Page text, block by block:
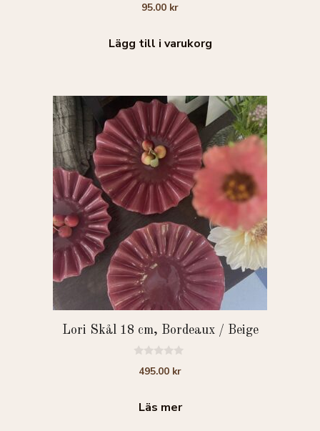
95.00 kr
Lägg till i varukorg
Lori Skål 18 cm, Bordeaux / Beige
495.00 kr
Läs mer